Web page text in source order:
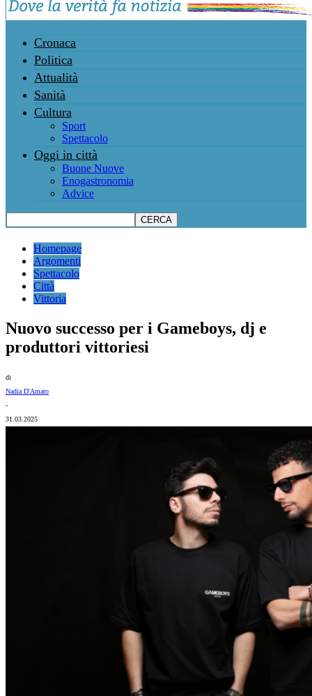
Cronaca
Politica
Attualità
Sanità
Cultura
Sport
Spettacolo
Oggi in città
Buone Nuove
Enogastronomia
Advice
Homepage
Argomenti
Spettacolo
Città
Vittoria
Nuovo successo per i Gameboys, dj e
produttori vittoriesi
di
Nadia D'Amato
-
31.03.2025